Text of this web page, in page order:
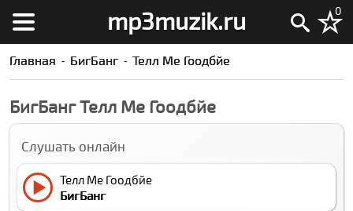
mp3muzik.ru 0
Главная БигБанг Телл Ме Гоодбйе
БигБанг Телл Ме Гоодбйе
Слушать онлайн
Телл Ме Гоодбйе
БигБанг